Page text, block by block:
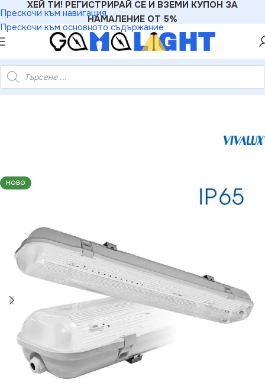
Прескочи към навигация
Прескочи към основното съдържание
ХЕЙ ТИ! РЕГИСТРИРАЙ СЕ И ВЗЕМИ КУПОН ЗА
НАМАЛЕНИЕ ОТ 5%
осветително тяло JEX PC BASE 224 LED 1500 mm 2хG13
НОВО